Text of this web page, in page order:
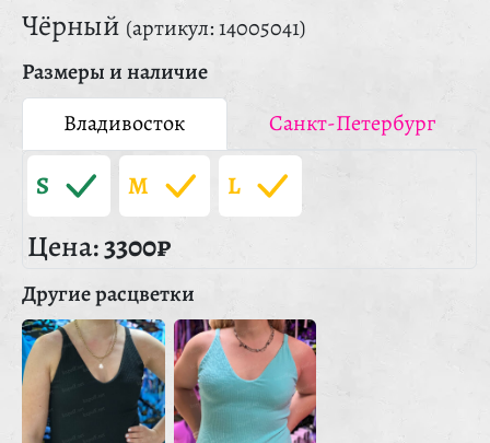
Чёрный (артикул: 14005041)
Размеры и наличие
Владивосток
Санкт-Петербург
S M L
Цена:3300₽
Другие расцветки